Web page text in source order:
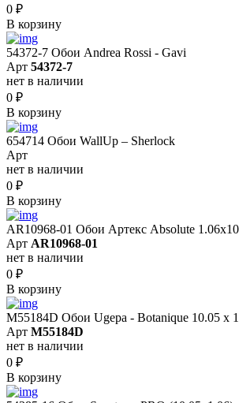
0 ₽
В корзину
54372-7 Обои Andrea Rossi - Gavi
Арт 54372-7
нет в наличии
0 ₽
В корзину
654714 Обои WallUp – Sherlock
Арт
нет в наличии
0 ₽
В корзину
AR10968-01 Обои Артекс Absolute
Арт AR10968-01
нет в наличии
0 ₽
В корзину
M55184D Обои Ugepa - Botanique 10.05 х
Арт M55184D
нет в наличии
0 ₽
В корзину